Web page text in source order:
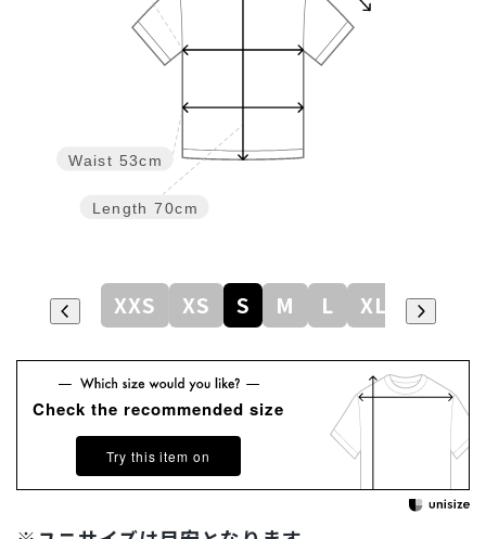
Length 70cm
Waist 53cm
XXS XS S M L XL
Check the recommended size
Try this item on